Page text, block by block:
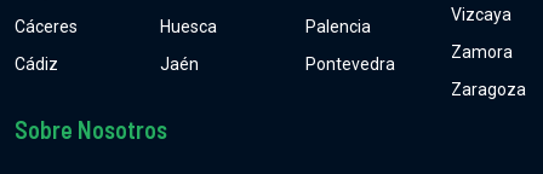
Cáceres
Cádiz
Huesca
Jaén
Palencia
Pontevedra
Vizcaya
Zamora
Zaragoza
Sobre Nosotros